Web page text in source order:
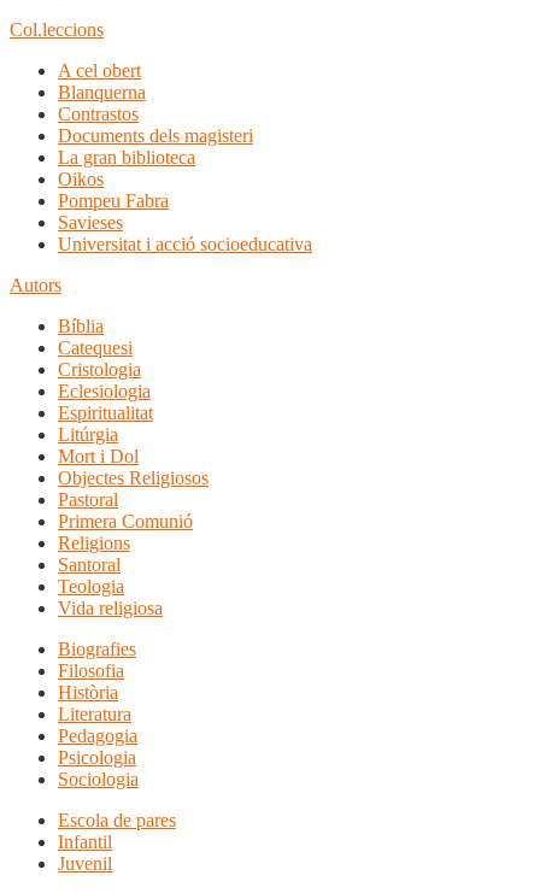
Col.leccions
A cel obert
Blanquerna
Contrastos
Documents dels magisteri
La gran biblioteca
Oikos
Pompeu Fabra
Savieses
Universitat i acció socioeducativa
Autors
Bíblia
Catequesi
Cristologia
Eclesiologia
Espiritualitat
Litúrgia
Mort i Dol
Objectes Religiosos
Pastoral
Primera Comunió
Religions
Santoral
Teologia
Vida religiosa
Biografies
Filosofia
Història
Literatura
Pedagogia
Psicologia
Sociologia
Escola de pares
Infantil
Juvenil